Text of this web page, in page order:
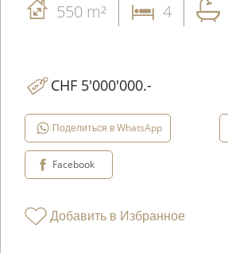
550 m² 4
CHF 5'000'000.-
Поделиться в WhatsApp
Facebook
Добавить в Избранное